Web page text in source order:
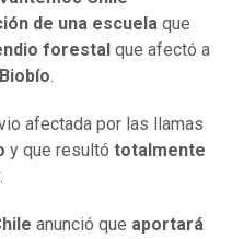
de una escuela que
forestal que afectó a
.
afectada por las llamas
y que resultó totalmente
anunció que aportará